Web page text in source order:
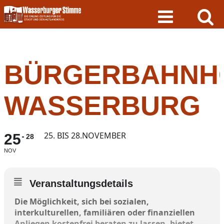
Skip
to
content
WASSERBURG
25
NOV
28 25. BIS 28.NOVEMBER
Veranstaltungsdetails
Die Möglichkeit, sich bei sozialen,
interkulturellen, familiären oder finanziellen